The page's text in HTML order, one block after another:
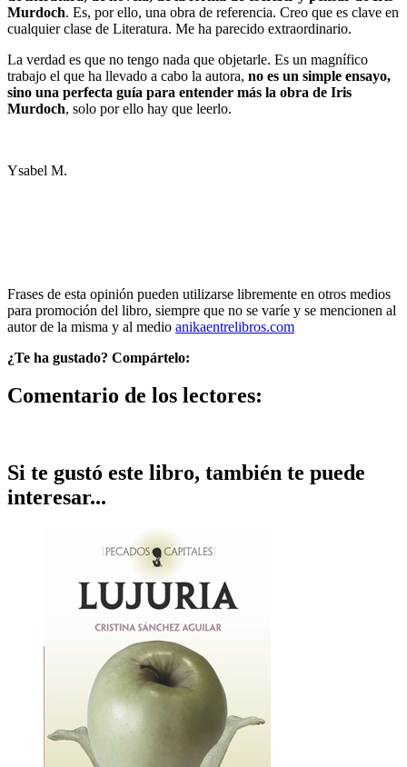
Murdoch. Es, por ello, una obra de referencia. Creo que es clave en
cualquier clase de Literatura. Me ha parecido extraordinario.
La verdad es que no tengo nada que objetarle. Es un magnífico
trabajo el que ha llevado a cabo la autora, no es un simple ensayo,
sino una perfecta guía para entender más la obra de Iris
Murdoch, solo por ello hay que leerlo.
Ysabel M.
Frases de esta opinión pueden utilizarse libremente en otros medios
para promoción del libro, siempre que no se varíe y se mencionen al
autor de la misma y al medio anikaentrelibros.com
¿Te ha gustado? Compártelo:
Comentario de los lectores:
Si te gustó este libro, también te puede
interesar...